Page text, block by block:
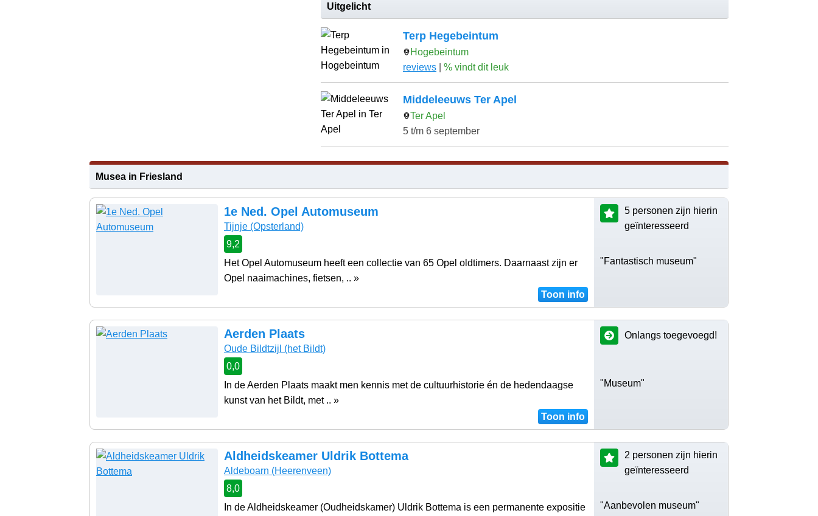
Uitgelicht
Terp Hegebeintum
Hogebeintum
reviews
% vindt dit leuk
Middeleeuws Ter Apel
Ter Apel
5 t/m 6 september
Musea in Friesland
1e Ned. Opel Automuseum
Tijnje (Opsterland)
9,2
Het Opel Automuseum heeft een collectie van 65 Opel oldtimers. Daarnaast zijn er
Opel naaimachines, fietsen, .. »
Toon info
5 personen zijn hierin
geïnteresseerd
"Fantastisch museum"
Aerden Plaats
Oude Bildtzijl (het Bildt)
0,0
In de Aerden Plaats maakt men kennis met de cultuurhistorie én de hedendaagse
kunst van het Bildt, met .. »
Toon info
Onlangs toegevoegd!
"Museum"
Aldheidskeamer Uldrik Bottema
Aldeboarn (Heerenveen)
8,0
In de Aldheidskeamer (Oudheidskamer) Uldrik Bottema is een permanente expositie
2 personen zijn hierin
geïnteresseerd
"Aanbevolen museum"